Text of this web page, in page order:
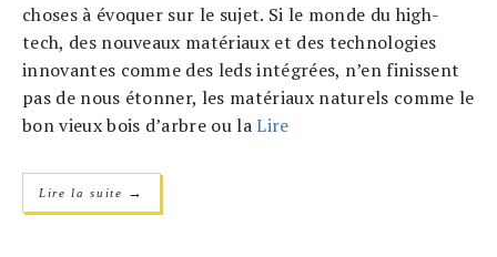
choses à évoquer sur le sujet. Si le monde du high-
tech, des nouveaux matériaux et des technologies
innovantes comme des leds intégrées, n’en finissent
pas de nous étonner, les matériaux naturels comme le
bon vieux bois d’arbre ou laLire
Lire la suite →